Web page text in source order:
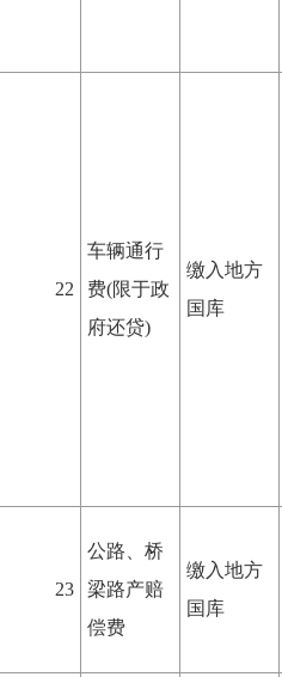
22
车辆通行
费(限于政
府还贷)
缴入地方
国库
23
公路、桥
梁路产赔
偿费
缴入地方
国库